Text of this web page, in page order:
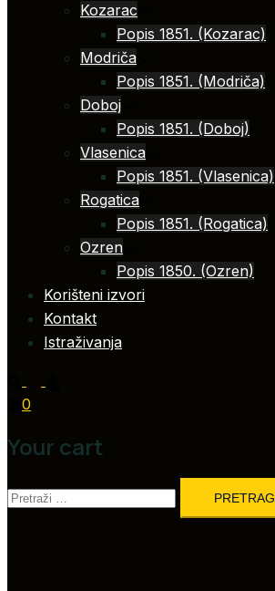
Kozarac
Popis 1851. (Kozarac)
Modriča
Popis 1851. (Modriča)
Doboj
Popis 1851. (Doboj)
Vlasenica
Popis 1851. (Vlasenica)
Rogatica
Popis 1851. (Rogatica)
Ozren
Popis 1850. (Ozren)
Korišteni izvori
Kontakt
Istraživanja
0
Your cart
Pretraga: